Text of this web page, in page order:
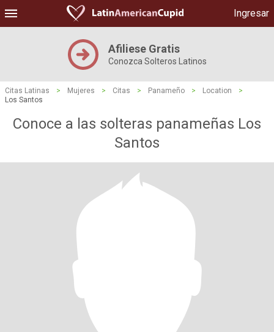
Ingresar
Afiliese Gratis
Conozca Solteros Latinos
Citas Latinas > Mujeres > Citas > Panameño > Location
>
Los Santos
Conoce a las solteras panameñas Los
Santos